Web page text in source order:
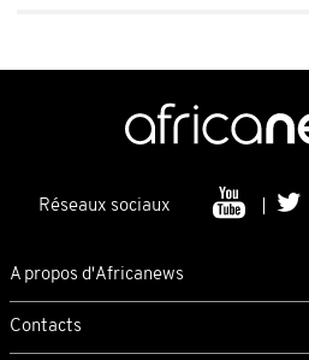
Réseaux sociaux
A propos d'Africanews
Contacts